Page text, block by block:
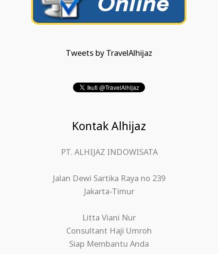
Tweets by TravelAlhijaz
Kontak Alhijaz
PT. ALHIJAZ INDOWISATA
Jalan Dewi Sartika Raya no 239
Jakarta-Timur
Litta Viani Nur
Consultant Haji Umroh
Siap Membantu Anda